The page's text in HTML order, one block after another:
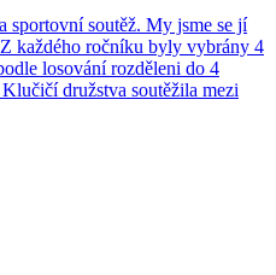
sportovní soutěž. My jsme se jí
každého ročníku byly vybrány 4
losování rozděleni do 4
družstva soutěžila mezi